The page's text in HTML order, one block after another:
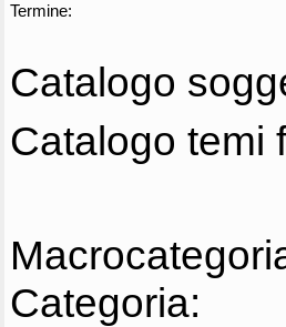
Termine:
Catalogo
Catalogo temi
Categoria: